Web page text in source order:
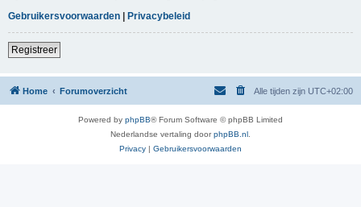
Gebruikersvoorwaarden | Privacybeleid
Registreer
Home Forumoverzicht Alle tijden zijn UTC+02:00
Powered by phpBB® Forum Software © phpBB Limited
Nederlandse vertaling doorphpBB.nl
Privacy | Gebruikersvoorwaarden